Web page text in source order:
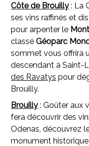
Côte de Brouilly: La
ses vins raffinés et
pour arpenter le
classéGéoparc
sommet vous offrira
descendant à Saint-
des Ravatys pour
Brouilly.
Brouilly: Goûter aux
fera découvrir des
Odenas, découvrez
monument